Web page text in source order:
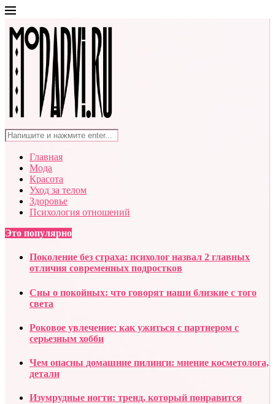
Главная
Мода
Красота
Уход за телом
Здоровье
Психология отношений
Это популярно
Поколение без страха: психолог назвал 2 главных
отличия современных подростков
Сны о покойных: что говорят наши близкие с того
света
Роковое увлечение: как ужиться с партнером с
серьезным хобби
Чем опасны домашние пилинги: мнение косметолога,
детали
Изумрудные ногти: тренд, который понравится